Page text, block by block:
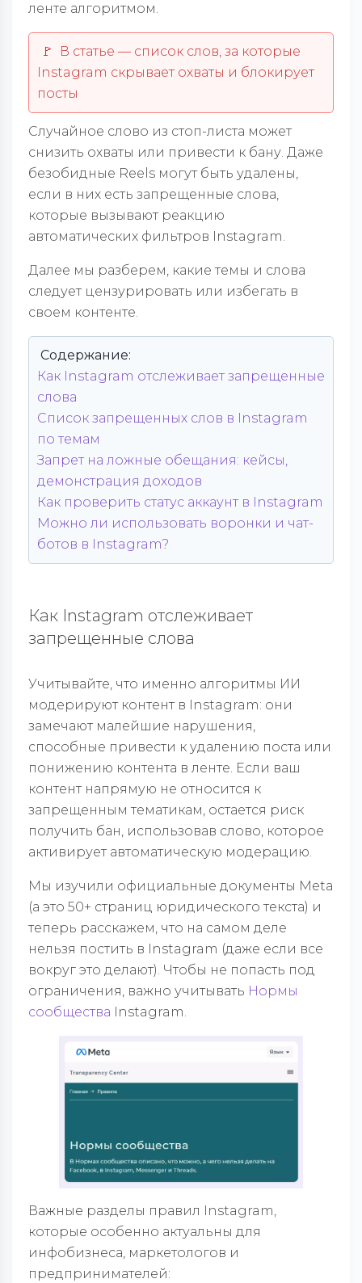
ленте алгоритмом.
🚩 В статье — список слов, за которые
Instagram скрывает охваты и блокирует
посты
Случайное слово из стоп-листа может
снизить охваты или привести к бану. Даже
безобидные Reels могут быть удалены,
если в них есть запрещенные слова,
которые вызывают реакцию
автоматических фильтров Instagram.
Далее мы разберем, какие темы и слова
следует цензурировать или избегать в
своем контенте.
Содержание:
Как Instagram отслеживает запрещенные
слова
Список запрещенных слов в Instagram
по темам
Запрет на ложные обещания: кейсы,
демонстрация доходов
Как проверить статус аккаунт в Instagram
Можно ли использовать воронки и чат-
ботов в Instagram?
Как Instagram отслеживает
запрещенные слова
Учитывайте, что именно алгоритмы ИИ
модерируют контент в Instagram: они
замечают малейшие нарушения,
способные привести к удалению поста или
понижению контента в ленте. Если ваш
контент напрямую не относится к
запрещенным тематикам, остается риск
получить бан, использовав слово, которое
активирует автоматическую модерацию.
Мы изучили официальные документы Meta
(а это 50+ страниц юридического текста) и
теперь расскажем, что на самом деле
нельзя постить в Instagram (даже если все
вокруг это делают). Чтобы не попасть под
ограничения, важно учитывать Нормы
сообщества Instagram.
Важные разделы правил Instagram,
которые особенно актуальны для
инфобизнеса, маркетологов и
предпринимателей: